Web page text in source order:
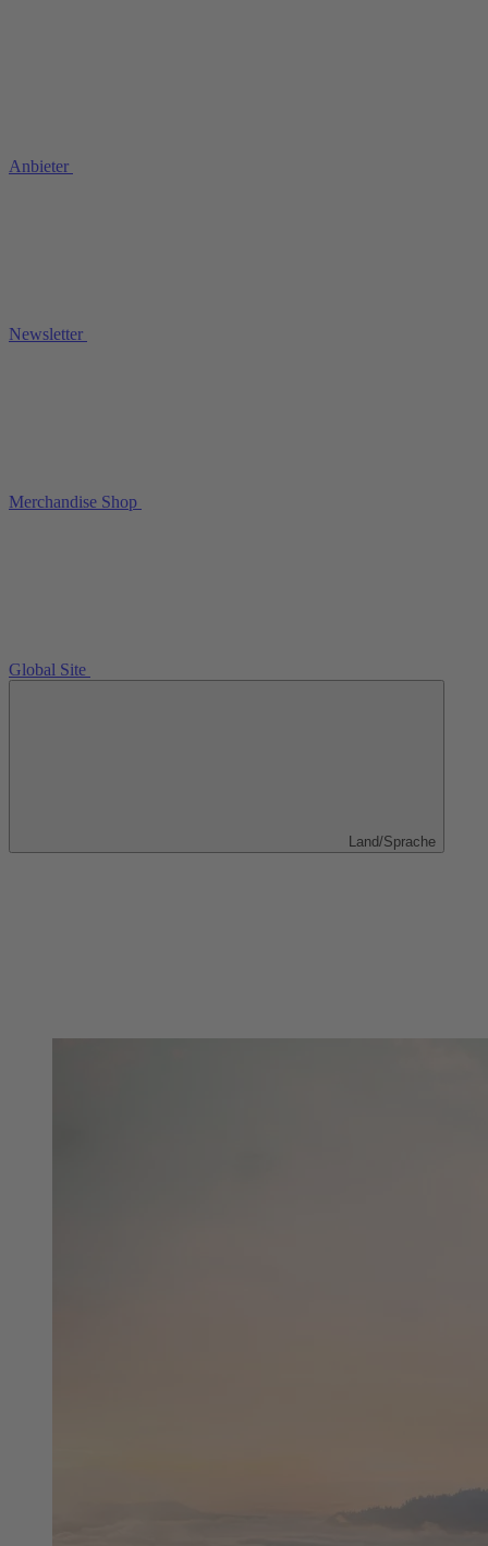
Anbieter
Newsletter
Merchandise Shop
Global Site
Land/Sprache